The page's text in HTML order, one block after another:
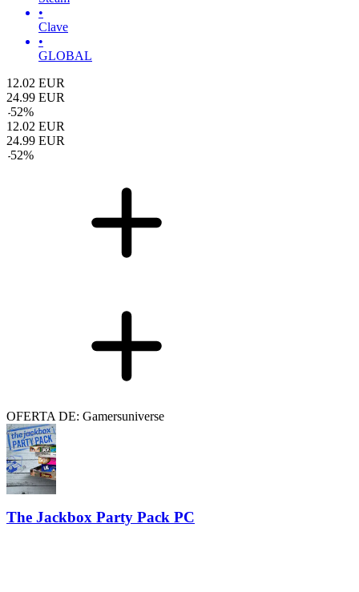
•
Clave
•
GLOBAL
12.02 EUR
24.99 EUR
-52%
12.02 EUR
24.99 EUR
-52%
OFERTA DE: Gamersuniverse
The Jackbox Party Pack PC